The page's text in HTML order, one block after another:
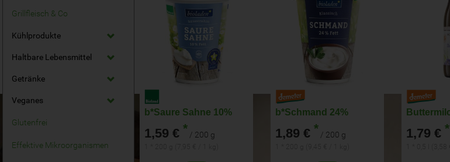
Grillfleisch & Co
Kühlprodukte
Haltbare Lebensmittel
Getränke
Veganes
Glutenfrei
Effektive Mikroorganismen
b*Saure Sahne 10%
1,59 € * / 200 g
b*Schmand 24%
1,89 € * / 200 g 1,79 € *